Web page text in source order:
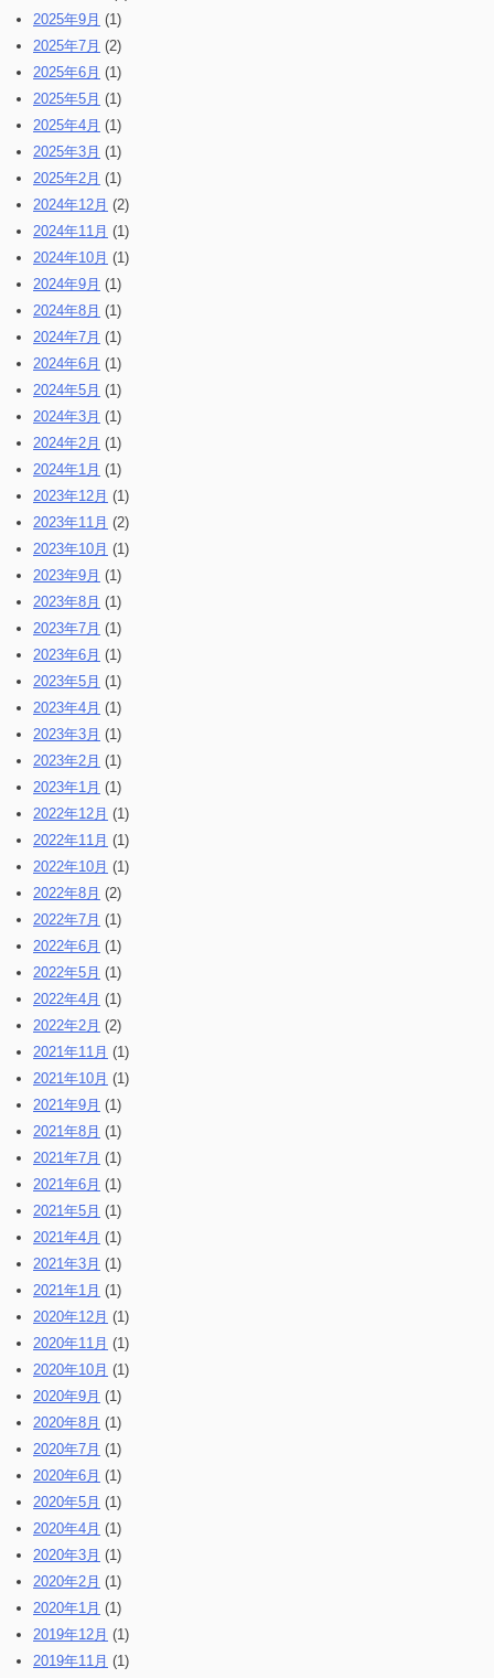
2025年9月 (1)
2025年7月 (2)
2025年6月 (1)
2025年5月 (1)
2025年4月 (1)
2025年3月 (1)
2025年2月 (1)
2024年12月 (2)
2024年11月 (1)
2024年10月 (1)
2024年9月 (1)
2024年8月 (1)
2024年7月 (1)
2024年6月 (1)
2024年5月 (1)
2024年3月 (1)
2024年2月 (1)
2024年1月 (1)
2023年12月 (1)
2023年11月 (2)
2023年10月 (1)
2023年9月 (1)
2023年8月 (1)
2023年7月 (1)
2023年6月 (1)
2023年5月 (1)
2023年4月 (1)
2023年3月 (1)
2023年2月 (1)
2023年1月 (1)
2022年12月 (1)
2022年11月 (1)
2022年10月 (1)
2022年8月 (2)
2022年7月 (1)
2022年6月 (1)
2022年5月 (1)
2022年4月 (1)
2022年2月 (2)
2021年11月 (1)
2021年10月 (1)
2021年9月 (1)
2021年8月 (1)
2021年7月 (1)
2021年6月 (1)
2021年5月 (1)
2021年4月 (1)
2021年3月 (1)
2021年1月 (1)
2020年12月 (1)
2020年11月 (1)
2020年10月 (1)
2020年9月 (1)
2020年8月 (1)
2020年7月 (1)
2020年6月 (1)
2020年5月 (1)
2020年4月 (1)
2020年3月 (1)
2020年2月 (1)
2020年1月 (1)
2019年12月 (1)
2019年11月 (1)